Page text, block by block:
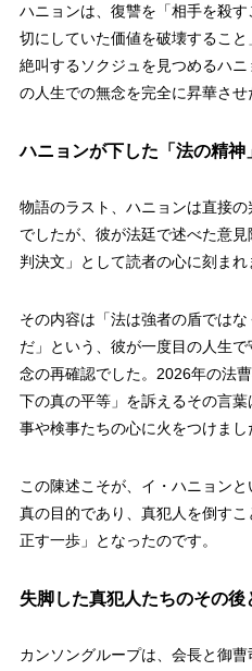
ハニョンは、復讐を「相手を殺
切にしていた価値を破壊するこ
絶叫するソクジュを見つめるハ
の人生での無念を完全に昇華させ
ハニョンが下した「法の精
物語のラスト、ハニョンは直接
でしたが、彼が法廷で述べた意
判決文」として読者の心に刻まれ
その内容は「法は強者の盾では
だ」という、彼が一度目の人生
念の再確認でした。2026年の法
下の真の平等」を訴えるその言
事や検事たちの心に火をつけまし
この陳述こそが、イ・ハニョン
真の目的であり、真犯人を倒す
正す一歩」となったのです。
失脚した真犯人たちのその
カンソングループは、会長と御